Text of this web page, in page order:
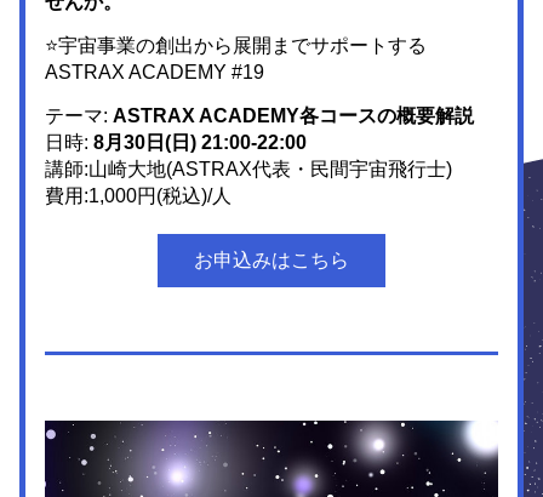
⭐宇宙事業の創出から展開までサポートする
ASTRAX ACADEMY #19
テーマ: ASTRAX ACADEMY各コースの概要解説
日時: 8月30日(日) 21:00-22:00
講師:山崎大地(ASTRAX代表・民間宇宙飛行士)
費用:1,000円(税込)/人
お申込みはこちら